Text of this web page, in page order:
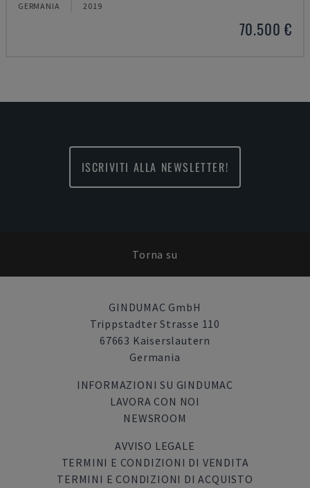
GERMANIA 2019
70.500 €
ISCRIVITI ALLA NEWSLETTER!
Torna su
GINDUMAC GmbH
Trippstadter Strasse 110
67663 Kaiserslautern
Germania
INFORMAZIONI SU GINDUMAC
LAVORA CON NOI
NEWSROOM
AVVISO LEGALE
TERMINI E CONDIZIONI DI VENDITA
TERMINI E CONDIZIONI DI ACQUISTO